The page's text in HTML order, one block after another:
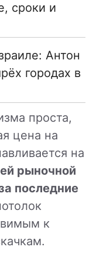
сроки и
Антон
городах в
проста,
цена на
на
рыночной
последние
к